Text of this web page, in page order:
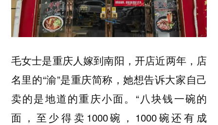
毛女士是重庆人嫁到南阳，开店近两年，店
名里的“渝”是重庆简称，她想告诉大家自己
卖的是地道的重庆小面。“八块钱一碗的
面，至少得卖1000碗，1000碗还有成